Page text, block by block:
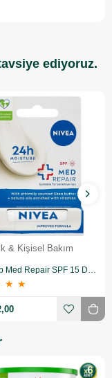
ediyoruz.
& Kişisel Bakım
★ ★